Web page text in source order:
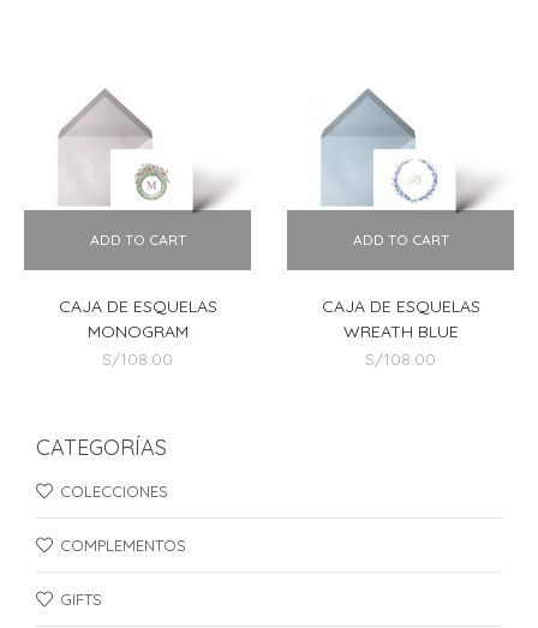
ADD TO CART
CAJA DE ESQUELAS
MONOGRAM
S/108.00
ADD TO CART
CAJA DE ESQUELAS
WREATH BLUE
S/108.00
CATEGORÍAS
COLECCIONES
COMPLEMENTOS
GIFTS